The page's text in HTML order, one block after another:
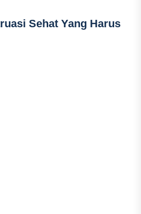
Sehat Yang Harus